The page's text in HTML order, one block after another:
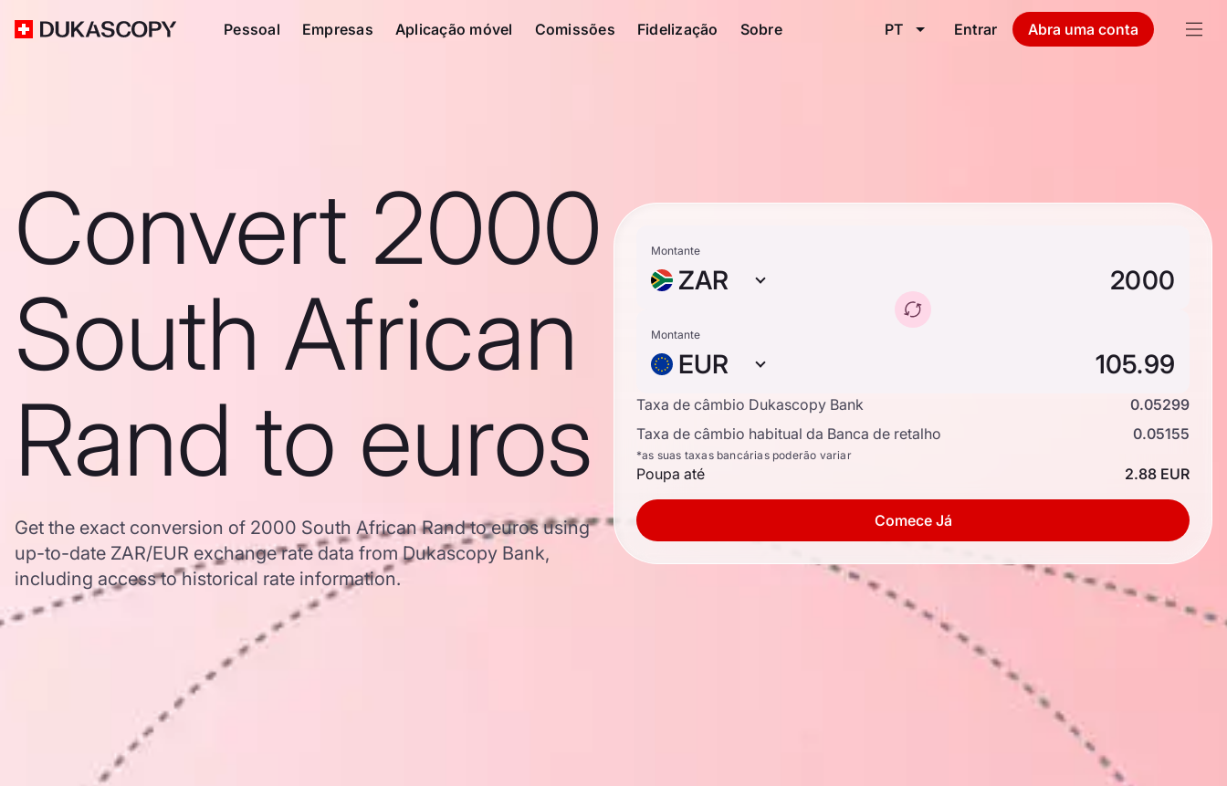
Pessoal Empresas Aplicação móvel Comissões Fidelização Sobre PT Entrar Abra uma conta
Convert 2000
South African
Rand to euros
Get the exact conversion of 2000 South African Rand to euros using
up-to-date ZAR/EUR exchange rate data from Dukascopy Bank,
including access to historical rate information.
Montante
ZAR
Montante
EUR
Taxa de câmbio Dukascopy Bank
0.05299
Taxa de câmbio habitual da Banca de retalho
0.05155
*as suas taxas bancárias poderão variar
Poupa até 2.88 EUR
Comece Já